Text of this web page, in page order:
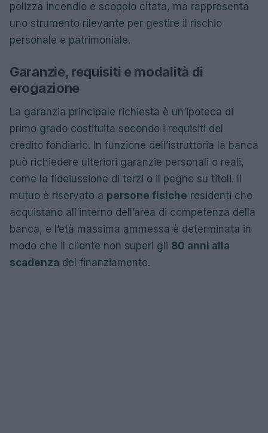
polizza incendio e scoppio citata, ma rappresenta
uno strumento rilevante per gestire il rischio
personale e patrimoniale.
Garanzie, requisiti e modalità di
erogazione
La garanzia principale richiesta è un’ipoteca di
primo grado costituita secondo i requisiti del
credito fondiario. In funzione dell’istruttoria la banca
può richiedere ulteriori garanzie personali o reali,
come la fideiussione di terzi o il pegno su titoli. Il
mutuo è riservato a persone fisiche residenti che
acquistano all’interno dell’area di competenza della
banca, e l’età massima ammessa è determinata in
modo che il cliente non superi gli 80 anni alla
scadenza del finanziamento.